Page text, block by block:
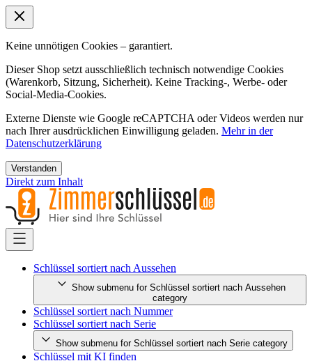
Keine unnötigen Cookies – garantiert.
Dieser Shop setzt ausschließlich technisch notwendige Cookies
(Warenkorb, Sitzung, Sicherheit). Keine Tracking-, Werbe- oder
Social-Media-Cookies.
Externe Dienste wie Google reCAPTCHA oder Videos werden nur
nach Ihrer ausdrücklichen Einwilligung geladen. Mehr in der
Datenschutzerklärung
Verstanden
Direkt zum Inhalt
Schlüssel sortiert nach Aussehen
Show submenu for Schlüssel sortiert nach Aussehen
category
Schlüssel sortiert nach Nummer
Schlüssel sortiert nach Serie
Show submenu for Schlüssel sortiert nach Serie category
Schlüssel mit KI finden